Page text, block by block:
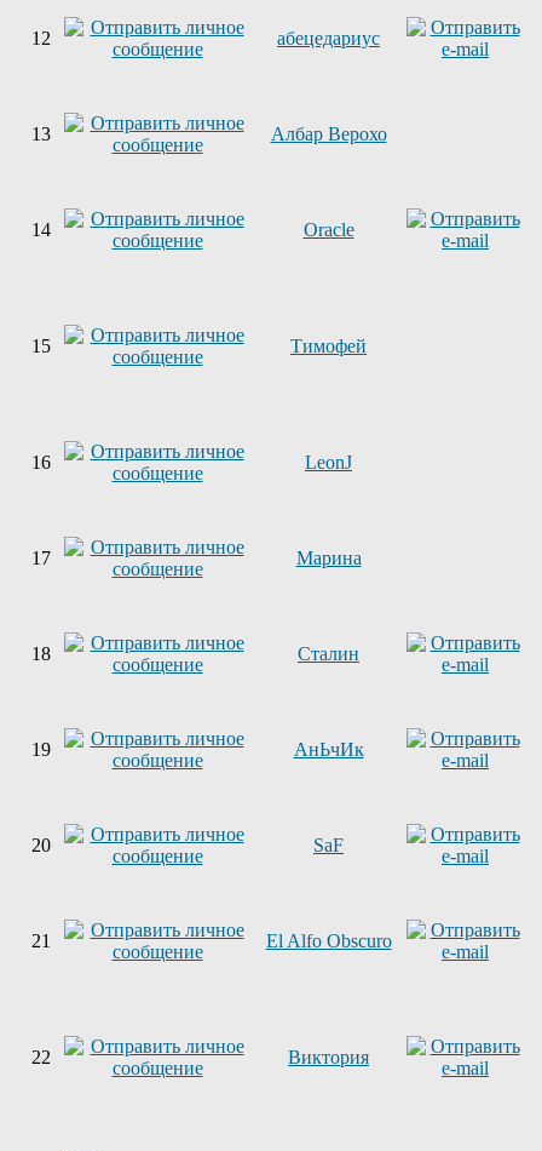
12 абецедариус
13 Албар Верохо
14 Oracle
15 Тимофей
16 LeonJ
17 Марина
18 Сталин
19 АнЬчИк
20 SaF
21 El Alfo Obscuro
22 Виктория